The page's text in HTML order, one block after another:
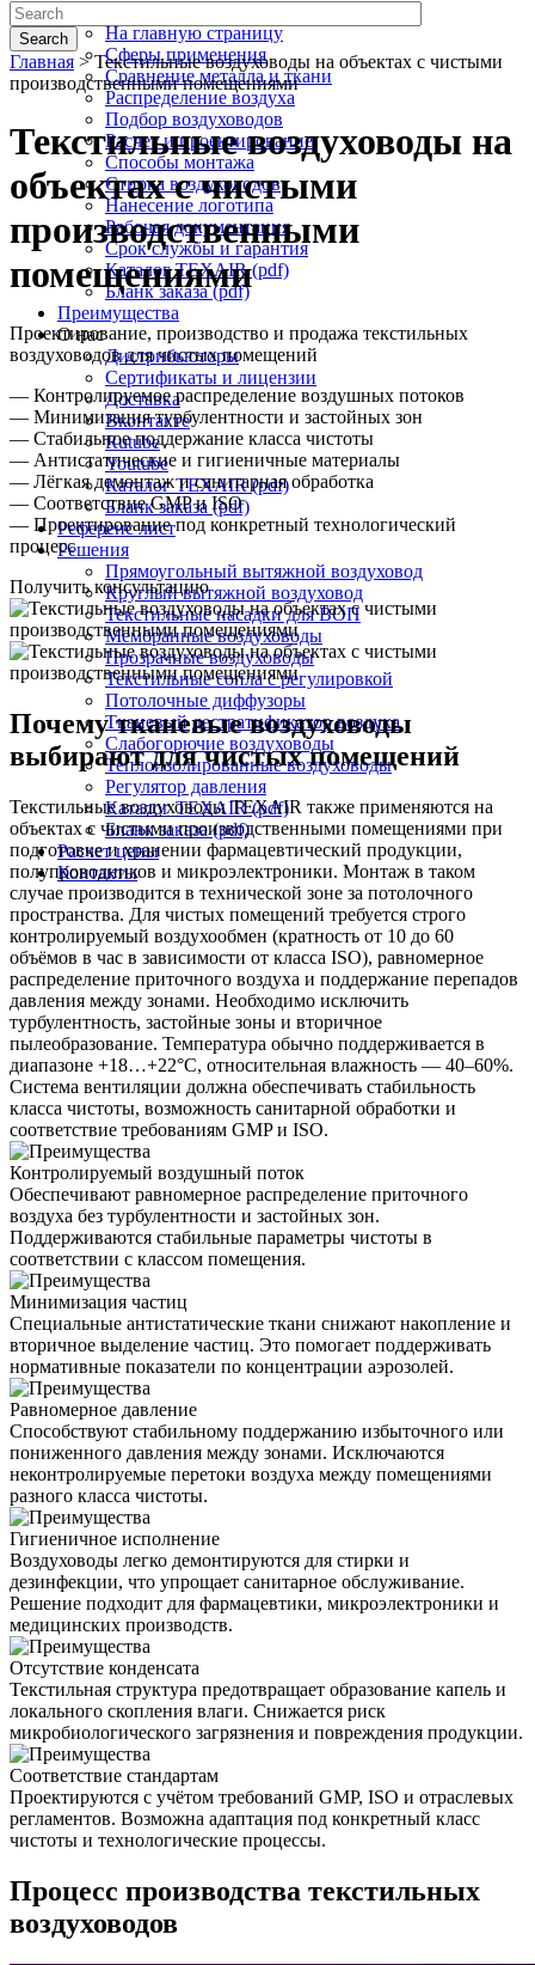
Текстильная вентиляция
На главную страницу
Сферы применения
Сравнение металла и ткани
Распределение воздуха
Подбор воздуховодов
Расчет и проектирование
Способы монтажа
Стирка воздуховодов
Нанесение логотипа
Рабочая документация
Срок службы и гарантия
Каталог TEXAIR (pdf)
Бланк заказа (pdf)
Преимущества
О нас
Дистрибьюторы
Сертификаты и лицензии
Доставка
Вконтакте
Rutube
Youtube
Каталог TEXAIR (pdf)
Бланк заказа (pdf)
Референс лист
Решения
Прямоугольный вытяжной воздуховод
Круглый вытяжной воздуховод
Текстильные насадки для ВОП
Мембранные воздуховоды
Прозрачные воздуховоды
Текстильные сопла с регулировкой
Потолочные диффузоры
Тканевый дестратификатор воздуха
Слабогорючие воздуховоды
Теплоизолированные воздуховоды
Регулятор давления
Каталог TEXAIR (pdf)
Бланк заказа (pdf)
Расчет цены
Контакты
Search
Главная >Текстильные воздуховоды на объектах с чистыми
производственными помещениями
Текстильные воздуховоды на
объектах с чистыми
производственными
помещениями
Проектирование, производство и продажа текстильных
воздуховодов для чистых помещений
— Контролируемое распределение воздушных потоков
— Минимизация турбулентности и застойных зон
— Стабильное поддержание класса чистоты
— Антистатические и гигиеничные материалы
— Лёгкая демонтаж и санитарная обработка
— Соответствие GMP и ISO
— Проектирование под конкретный технологический
процесс
Получить консультацию
Почему тканевые воздуховоды
выбирают для чистых помещений
Текстильные воздуховоды TEXAIR также применяются на
объектах с чистыми производственными помещениями при
подготовке и хранении фармацевтический продукции,
полупроводников и микроэлектроники. Монтаж в таком
случае производится в технической зоне за потолочного
пространства. Для чистых помещений требуется строго
контролируемый воздухообмен (кратность от 10 до 60
объёмов в час в зависимости от класса ISO), равномерное
распределение приточного воздуха и поддержание перепадов
давления между зонами. Необходимо исключить
турбулентность, застойные зоны и вторичное
пылеобразование. Температура обычно поддерживается в
диапазоне +18…+22°C, относительная влажность — 40–60%.
Система вентиляции должна обеспечивать стабильность
класса чистоты, возможность санитарной обработки и
соответствие требованиям GMP и ISO.
Контролируемый воздушный поток
Обеспечивают равномерное распределение приточного
воздуха без турбулентности и застойных зон.
Поддерживаются стабильные параметры чистоты в
соответствии с классом помещения.
Минимизация частиц
Специальные антистатические ткани снижают накопление и
вторичное выделение частиц. Это помогает поддерживать
нормативные показатели по концентрации аэрозолей.
Равномерное давление
Способствуют стабильному поддержанию избыточного или
пониженного давления между зонами. Исключаются
неконтролируемые перетоки воздуха между помещениями
разного класса чистоты.
Гигиеничное исполнение
Воздуховоды легко демонтируются для стирки и
дезинфекции, что упрощает санитарное обслуживание.
Решение подходит для фармацевтики, микроэлектроники и
медицинских производств.
Отсутствие конденсата
Текстильная структура предотвращает образование капель и
локального скопления влаги. Снижается риск
микробиологического загрязнения и повреждения продукции.
Соответствие стандартам
Проектируются с учётом требований GMP, ISO и отраслевых
регламентов. Возможна адаптация под конкретный класс
чистоты и технологические процессы.
Процесс производства текстильных
воздуховодов